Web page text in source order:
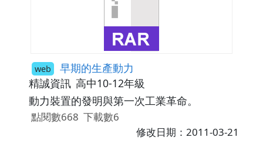
web 早期的生產動力
精誠資訊 高中10-12年級
動力裝置的發明與第一次工業革命。
點閱數668 下載數6
修改日期：2011-03-21